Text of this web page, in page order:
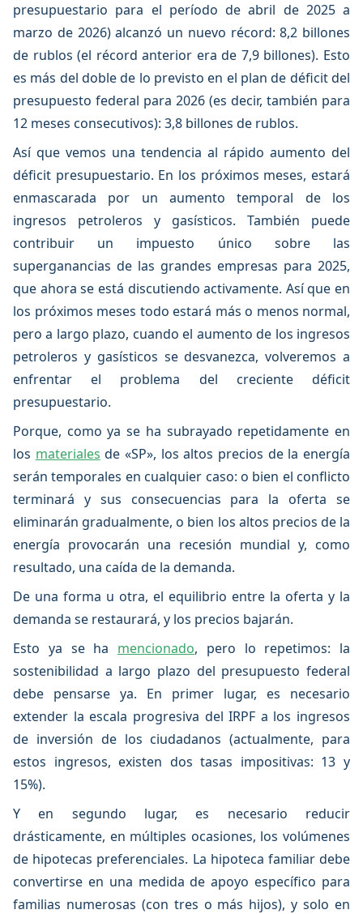
presupuestario para el período de abril de 2025 a
marzo de 2026) alcanzó un nuevo récord: 8,2 billones
de rublos (el récord anterior era de 7,9 billones). Esto
es más del doble de lo previsto en el plan de déficit del
presupuesto federal para 2026 (es decir, también para
12 meses consecutivos): 3,8 billones de rublos.
Así que vemos una tendencia al rápido aumento del
déficit presupuestario. En los próximos meses, estará
enmascarada por un aumento temporal de los
ingresos petroleros y gasísticos. También puede
contribuir un impuesto único sobre las
superganancias de las grandes empresas para 2025,
que ahora se está discutiendo activamente. Así que en
los próximos meses todo estará más o menos normal,
pero a largo plazo, cuando el aumento de los ingresos
petroleros y gasísticos se desvanezca, volveremos a
enfrentar el problema del creciente déficit
presupuestario.
Porque, como ya se ha subrayado repetidamente en
los materiales de «SP», los altos precios de la energía
serán temporales en cualquier caso: o bien el conflicto
terminará y sus consecuencias para la oferta se
eliminarán gradualmente, o bien los altos precios de la
energía provocarán una recesión mundial y, como
resultado, una caída de la demanda.
De una forma u otra, el equilibrio entre la oferta y la
demanda se restaurará, y los precios bajarán.
Esto ya se ha mencionado, pero lo repetimos: la
sostenibilidad a largo plazo del presupuesto federal
debe pensarse ya. En primer lugar, es necesario
extender la escala progresiva del IRPF a los ingresos
de inversión de los ciudadanos (actualmente, para
estos ingresos, existen dos tasas impositivas: 13 y
15%).
Y en segundo lugar, es necesario reducir
drásticamente, en múltiples ocasiones, los volúmenes
de hipotecas preferenciales. La hipoteca familiar debe
convertirse en una medida de apoyo específico para
familias numerosas (con tres o más hijos), y solo en